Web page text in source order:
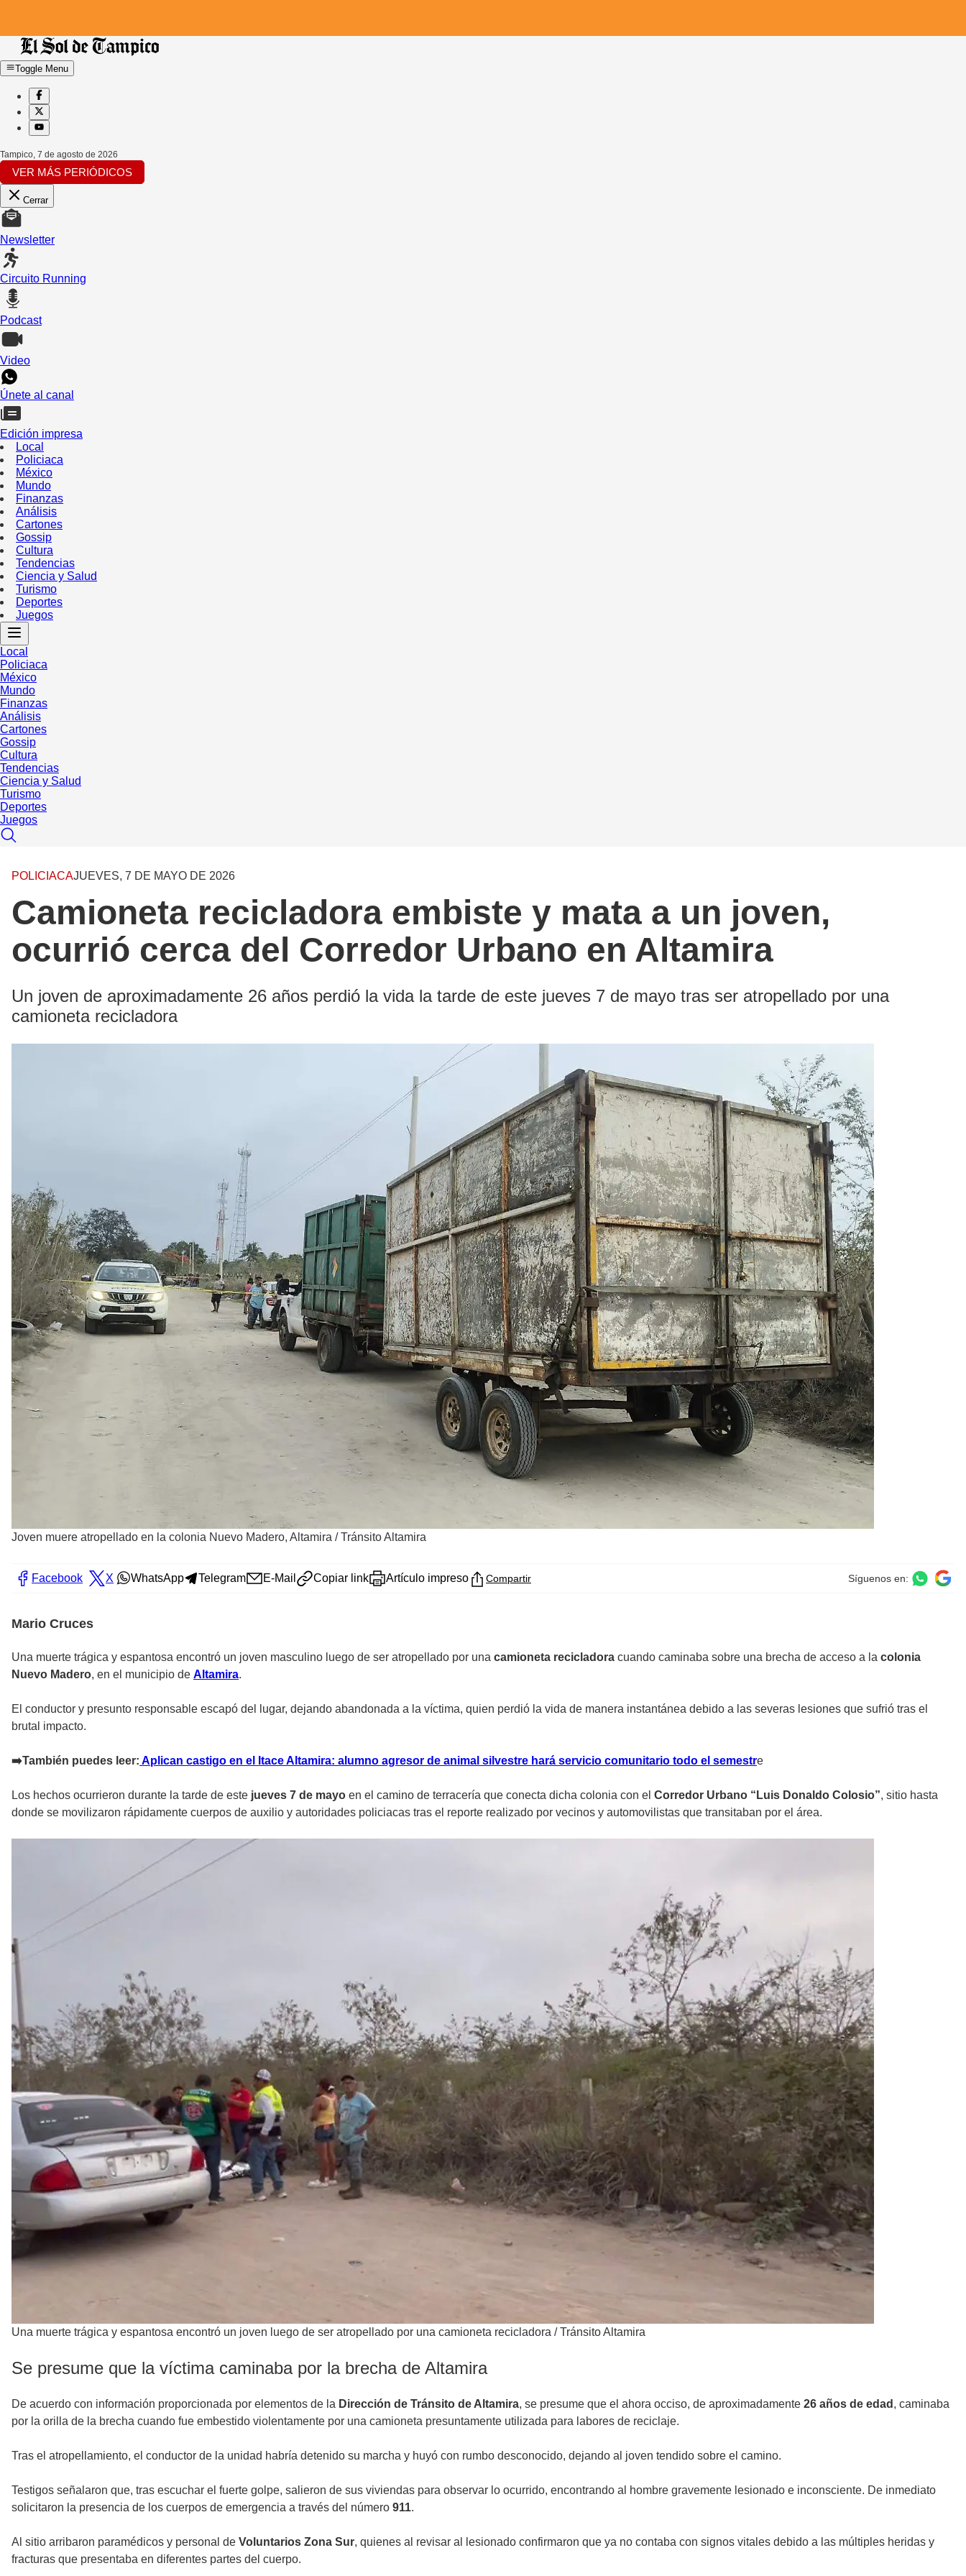
Toggle Menu
Tampico, 7 de agosto de 2026
VER MÁS PERIÓDICOS
Cerrar
Newsletter
Circuito Running
Podcast
Video
Únete al canal
Edición impresa
Local
Policiaca
México
Mundo
Finanzas
Análisis
Cartones
Gossip
Cultura
Tendencias
Ciencia y Salud
Turismo
Deportes
Juegos
Local
Policiaca
México
Mundo
Finanzas
Análisis
Cartones
Gossip
Cultura
Tendencias
Ciencia y Salud
Turismo
Deportes
Juegos
POLICIACAJUEVES, 7 DE MAYO DE 2026
Camioneta recicladora embiste y mata a un joven,
ocurrió cerca del Corredor Urbano en Altamira
Un joven de aproximadamente 26 años perdió la vida la tarde de este jueves 7 de mayo tras ser atropellado por una
camioneta recicladora
Joven muere atropellado en la colonia Nuevo Madero, Altamira /Tránsito Altamira
Facebook X WhatsApp Telegram E-Mail Copiar link Artículo impreso Compartir Síguenos en:
Mario Cruces
Una muerte trágica y espantosa encontró un joven masculino luego de ser atropellado por una camioneta recicladora cuando caminaba sobre una brecha de acceso a la colonia
Nuevo Madero, en el municipio de Altamira.
El conductor y presunto responsable escapó del lugar, dejando abandonada a la víctima, quien perdió la vida de manera instantánea debido a las severas lesiones que sufrió tras el
brutal impacto.
➡️También puedes leer: Aplican castigo en el Itace Altamira: alumno agresor de animal silvestre hará servicio comunitario todo el semestre
Los hechos ocurrieron durante la tarde de este jueves 7 de mayo en el camino de terracería que conecta dicha colonia con el Corredor Urbano “Luis Donaldo Colosio”, sitio hasta
donde se movilizaron rápidamente cuerpos de auxilio y autoridades policiacas tras el reporte realizado por vecinos y automovilistas que transitaban por el área.
Una muerte trágica y espantosa encontró un joven luego de ser atropellado por una camioneta recicladora /Tránsito Altamira
Se presume que la víctima caminaba por la brecha de Altamira
De acuerdo con información proporcionada por elementos de la Dirección de Tránsito de Altamira, se presume que el ahora occiso, de aproximadamente 26 años de edad , caminaba
por la orilla de la brecha cuando fue embestido violentamente por una camioneta presuntamente utilizada para labores de reciclaje.
Tras el atropellamiento, el conductor de la unidad habría detenido su marcha y huyó con rumbo desconocido, dejando al joven tendido sobre el camino.
Testigos señalaron que, tras escuchar el fuerte golpe, salieron de sus viviendas para observar lo ocurrido, encontrando al hombre gravemente lesionado e inconsciente. De inmediato
solicitaron la presencia de los cuerpos de emergencia a través del número 911.
Al sitio arribaron paramédicos y personal de Voluntarios Zona Sur, quienes al revisar al lesionado confirmaron que ya no contaba con signos vitales debido a las múltiples heridas y
fracturas que presentaba en diferentes partes del cuerpo.